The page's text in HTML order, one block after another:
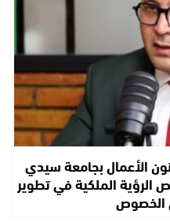
الأعمال بجامعة سيدي
الملكية في تطوير
الخصوص